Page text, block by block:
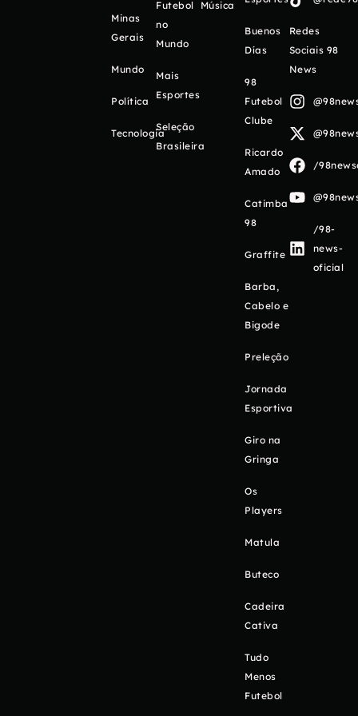
Minas
Gerais
Mundo
Política
Tecnologia
Futebol
no
Mundo
Mais
Esportes
Seleção
Brasileira
Música
Buenos
Días
98
Futebol
Clube
Ricardo
Amado
Catimba
98
Graffite
Barba,
Cabelo e
Bigode
Preleção
Jornada
Esportiva
Giro na
Gringa
Os
Players
Matula
Buteco
Cadeira
Cativa
Tudo
Menos
Futebol
Redes
Sociais 98
News
/
/98-
news-
oficial